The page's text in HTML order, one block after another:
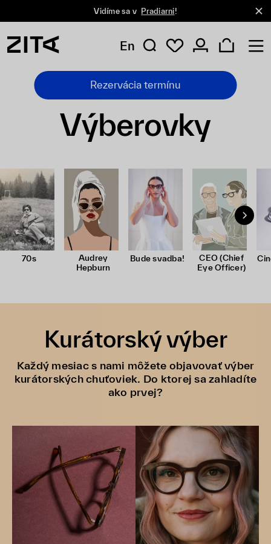
Vidíme sa v Pradiarni!
En
Rezervácia termínu
Výberovky
70s
Audrey
Hepburn
Bude svadba!
CEO (Chief
Eye Officer)
Kurátorský výber
Každý mesiac s nami môžete objavovať výber
kurátorských chuťoviek. Do ktorej sa zahladíte
ako prvej?